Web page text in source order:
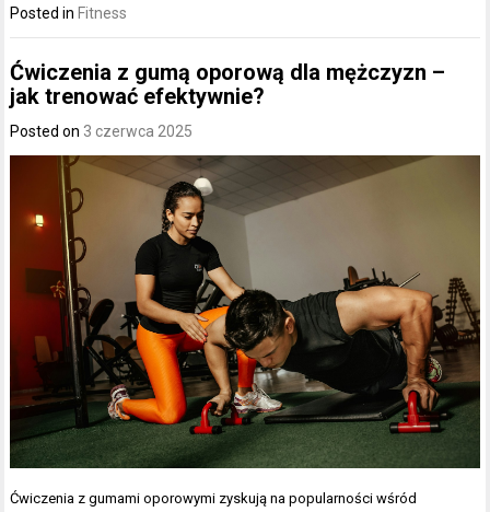
Posted in Fitness
Ćwiczenia z gumą oporową dla mężczyzn –
jak trenować efektywnie?
Posted on 3 czerwca 2025
Ćwiczenia z gumami oporowymi zyskują na popularności wśród